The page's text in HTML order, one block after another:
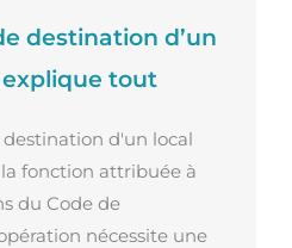
destination d’un
explique tout
d'un local
fonction attribuée à
du Code de
nécessite une